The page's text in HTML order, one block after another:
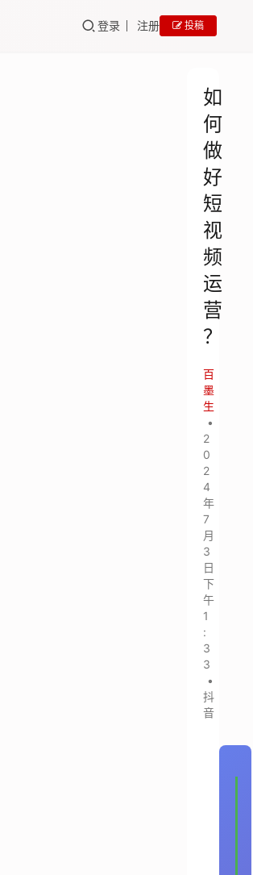
登录 注册 投稿
如
何
做
好
短
视
频
运
营
？
百
墨
生
•
2
0
2
4
年
7
月
3
日
下
午
1
:
3
3
•
抖
音